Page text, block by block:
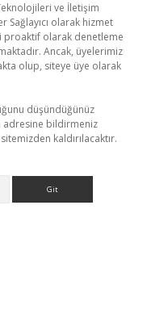
ve İletişim
Sağlayıcı olarak hizmet
proaktif olarak denetleme
Ancak, üyelerimiz
olup, siteye üye olarak
düşündüğünüz
adresine bildirmeniz
kaldırılacaktır.